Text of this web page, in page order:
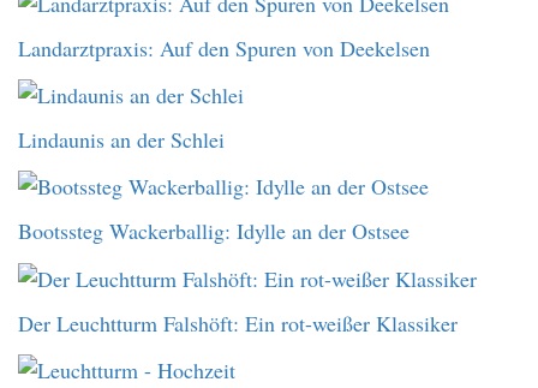
Landarztpraxis: Auf den Spuren von Deekelsen
Lindaunis an der Schlei
Bootssteg Wackerballig: Idylle an der Ostsee
Der Leuchtturm Falshöft: Ein rot-weißer Klassiker